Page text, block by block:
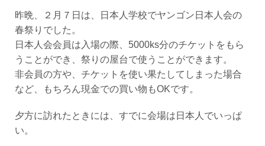
昨晩、２月７日は、日本人学校でヤンゴン日本人会の
春祭りでした。
日本人会会員は入場の際、5000ks分のチケットをもら
うことができ、祭りの屋台で使うことができます。
非会員の方や、チケットを使い果たしてしまった場合
など、もちろん現金での買い物もOKです。
夕方に訪れたときには、すでに会場は日本人でいっぱ
い。